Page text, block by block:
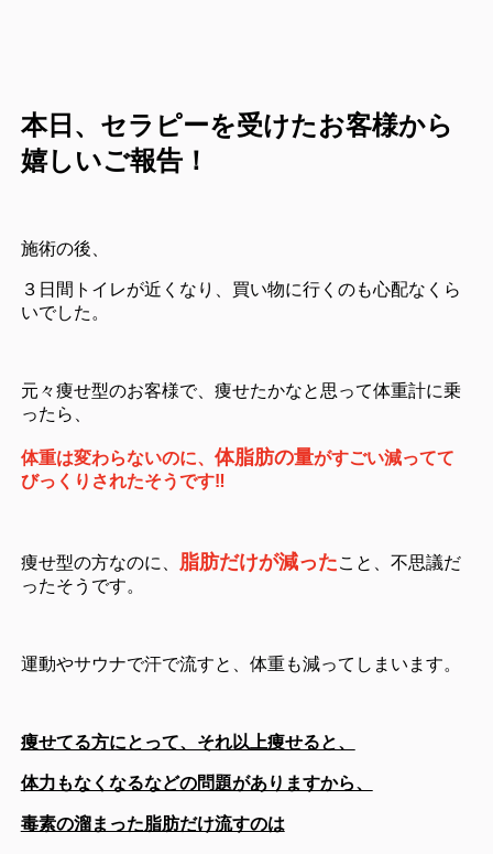
本日、セラピーを受けたお客様から
嬉しいご報告！
施術の後、
３日間トイレが近くなり、買い物に行くのも心配なくら
いでした。
元々痩せ型のお客様で、痩せたかなと思って体重計に乗
ったら、
体重は変わらないのに、 体脂肪の量がすごい減ってて
びっくりされたそうです‼️
痩せ型の方なのに、 脂肪だけが減ったこと、不思議だ
ったそうです。
運動やサウナで汗で流すと、体重も減ってしまいます。
痩せてる方にとって、それ以上痩せると、
体力もなくなるなどの問題がありますから、
毒素の溜まった脂肪だけ流すのは